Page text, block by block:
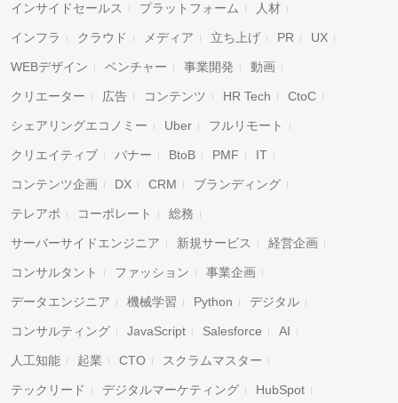
インサイドセールス プラットフォーム 人材
インフラ クラウド メディア 立ち上げ PR UX
WEBデザイン ベンチャー 事業開発 動画
クリエーター 広告 コンテンツ HR Tech CtoC
シェアリングエコノミー Uber フルリモート
クリエイティブ バナー BtoB PMF IT
コンテンツ企画 DX CRM ブランディング
テレアポ コーポレート 総務
サーバーサイドエンジニア 新規サービス 経営企画
コンサルタント ファッション 事業企画
データエンジニア 機械学習 Python デジタル
コンサルティング JavaScript Salesforce AI
人工知能 起業 CTO スクラムマスター
テックリード デジタルマーケティング HubSpot